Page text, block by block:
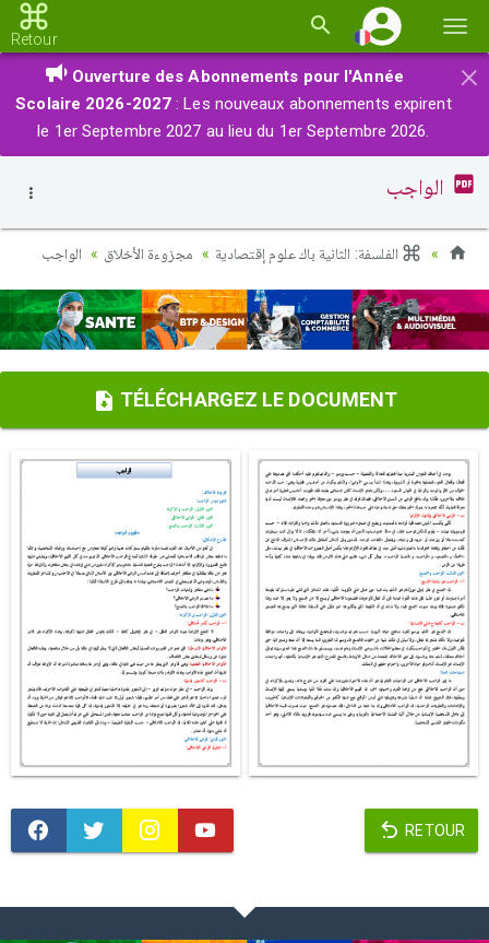
la
Retour
×
Ouverture des Abonnements pour l'Année
Scolaire 2026-2027 : Les nouveaux abonnements expirent
le 1er Septembre 2027 au lieu du 1er Septembre 2026.
الواجب
الفلسفة: الثانية باك علوم إقتصادية مجزوءة الأخلاق الواجب
TÉLÉCHARGEZ LE DOCUMENT
RETOUR